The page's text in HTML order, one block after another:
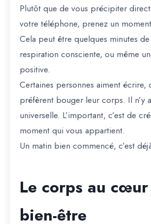
Plutôt que de vous précipiter
votre téléphone, prenez un
Cela peut être quelques minutes
respiration consciente, ou même
positive.
Certaines personnes aiment écrire,
préfèrent bouger leur corps. Il n’y
universelle. L’important, c’est de
moment qui vous appartient.
Un matin bien commencé, c’est
Le corps au
bien-être